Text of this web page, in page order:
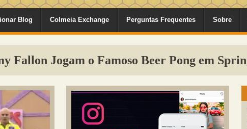
Blog Colmeia Exchange Perguntas Frequentes Sobre
Fallon Jogam o Famoso Beer Pong em